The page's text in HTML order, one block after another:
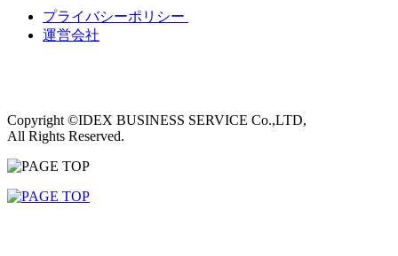
プライバシーポリシー
運営会社
Copyright ©IDEX BUSINESS SERVICE Co.,LTD,
All Rights Reserved.